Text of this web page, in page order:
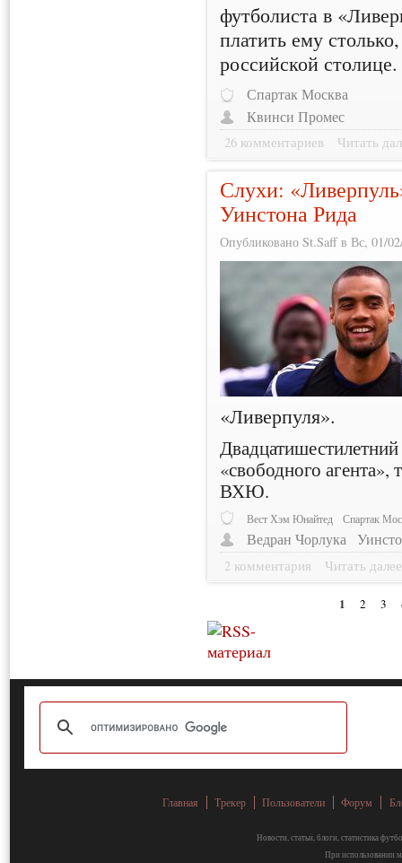
футболиста в
платить ему
российской столице.
Спартак Москва
Квинси Промес
26 комментариев Читать
Слухи:
Уинстона Рида
Опубликовано St.Saff в Вс, 01/
«Ливерпуля».
«свободного агента»,
ВХЮ.
Вест Хэм Юнайтед Спартак
Ведран Чорлука
2 комментария Читать далее
1 2 3
Главная Трекер Пользователи Форум
Новости, статьи, блоги, статистика
При использовании